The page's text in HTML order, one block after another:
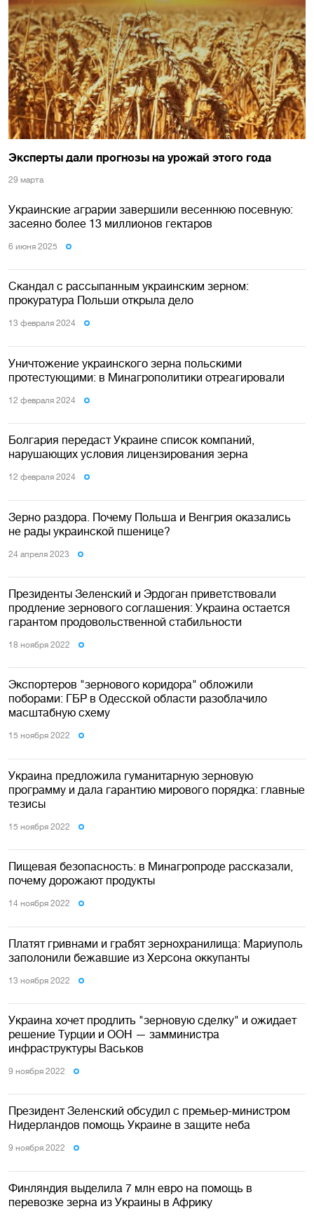
Эксперты дали прогнозы на урожай этого года
29 марта
Украинские аграрии завершили весеннюю посевную:
засеяно более 13 миллионов гектаров
6 июня 2025
Скандал с рассыпанным украинским зерном:
прокуратура Польши открыла дело
13 февраля 2024
Уничтожение украинского зерна польскими
протестующими: в Минагрополитики отреагировали
12 февраля 2024
Болгария передаст Украине список компаний,
нарушающих условия лицензирования зерна
12 февраля 2024
Зерно раздора. Почему Польша и Венгрия оказались
не рады украинской пшенице?
24 апреля 2023
Президенты Зеленский и Эрдоган приветствовали
продление зернового соглашения: Украина остается
гарантом продовольственной стабильности
18 ноября 2022
Экспортеров "зернового коридора" обложили
поборами: ГБР в Одесской области разоблачило
масштабную схему
15 ноября 2022
Украина предложила гуманитарную зерновую
программу и дала гарантию мирового порядка: главные
тезисы
15 ноября 2022
Пищевая безопасность: в Минагропроде рассказали,
почему дорожают продукты
14 ноября 2022
Платят гривнами и грабят зернохранилища: Мариуполь
заполонили бежавшие из Херсона оккупанты
13 ноября 2022
Украина хочет продлить "зерновую сделку" и ожидает
решение Турции и ООН — замминистра
инфраструктуры Васьков
9 ноября 2022
Президент Зеленский обсудил с премьер-министром
Нидерландов помощь Украине в защите неба
9 ноября 2022
Финляндия выделила 7 млн евро на помощь в
перевозке зерна из Украины в Африку